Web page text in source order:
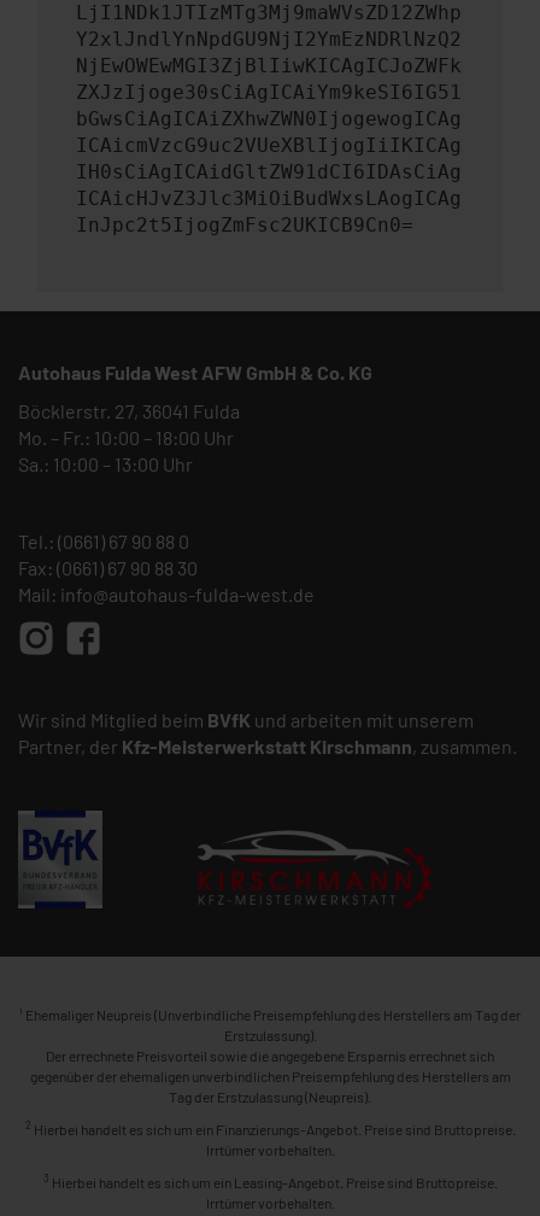
LjI1NDk1JTIzMTg3Mj9maWVsZD12ZWhp
Y2xlJndlYnNpdGU9NjI2YmEzNDRlNzQ2
NjEwOWEwMGI3ZjBlIiwKICAgICJoZWFk
ZXJzIjoge30sCiAgICAiYm9keSI6IG51
bGwsCiAgICAiZXhwZWN0IjogewogICAg
ICAicmVzcG9uc2VUeXBlIjogIiIKICAg
IH0sCiAgICAidGltZW91dCI6IDAsCiAg
ICAicHJvZ3Jlc3MiOiBudWxsLAogICAg
InJpc2t5IjogZmFsc2UKICB9Cn0=
Autohaus Fulda West AFW GmbH & Co. KG
Böcklerstr. 27, 36041 Fulda
Mo. – Fr.: 10:00 – 18:00 Uhr
Sa.: 10:00 – 13:00 Uhr
Tel.: (0661) 67 90 88 0
Fax: (0661) 67 90 88 30
Mail: info@autohaus-fulda-west.de
Wir sind Mitglied beim BVfK und arbeiten mit unserem
Partner, der Kfz-Meisterwerkstatt Kirschmann, zusammen.
1 Ehemaliger Neupreis (Unverbindliche Preisempfehlung des Herstellers am Tag der
Erstzulassung).
Der errechnete Preisvorteil sowie die angegebene Ersparnis errechnet sich
gegenüber der ehemaligen unverbindlichen Preisempfehlung des Herstellers am
Tag der Erstzulassung (Neupreis).
2 Hierbei handelt es sich um ein Finanzierungs-Angebot. Preise sind Bruttopreise.
Irrtümer vorbehalten.
3 Hierbei handelt es sich um ein Leasing-Angebot. Preise sind Bruttopreise.
Irrtümer vorbehalten.